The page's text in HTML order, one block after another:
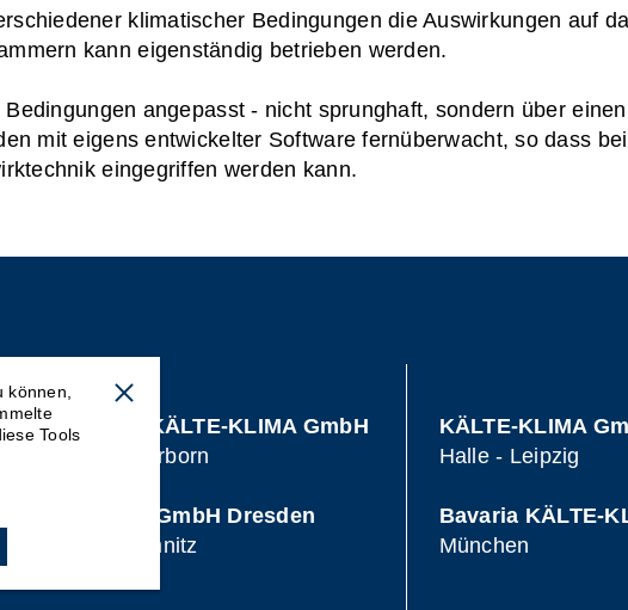
klimatischer Bedingungen die Auswirkungen auf
kann eigenständig betrieben werden.
angepasst - nicht sprunghaft, sondern über einen
mit eigens entwickelter Software fernüberwacht, so dass
eingegriffen werden kann.
ART Bertuleit KÄLTE-KLIMA GmbH
Bielefeld - Paderborn
KÄLTE-KLIMA GmbH Dresden
Dresden - Chemnitz
KÄLTE-KLIMA
Halle - Leipzig
Bavaria KÄLTE-
München
Tools